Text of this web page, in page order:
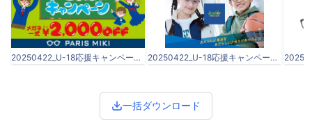
20250422_U-18応援キャンペーン_プレスリリース原稿.docx-2.jpeg 20250422_U-18応援キャンペーン_プレスリリース原稿.docx-3.jpeg
一括ダウンロード